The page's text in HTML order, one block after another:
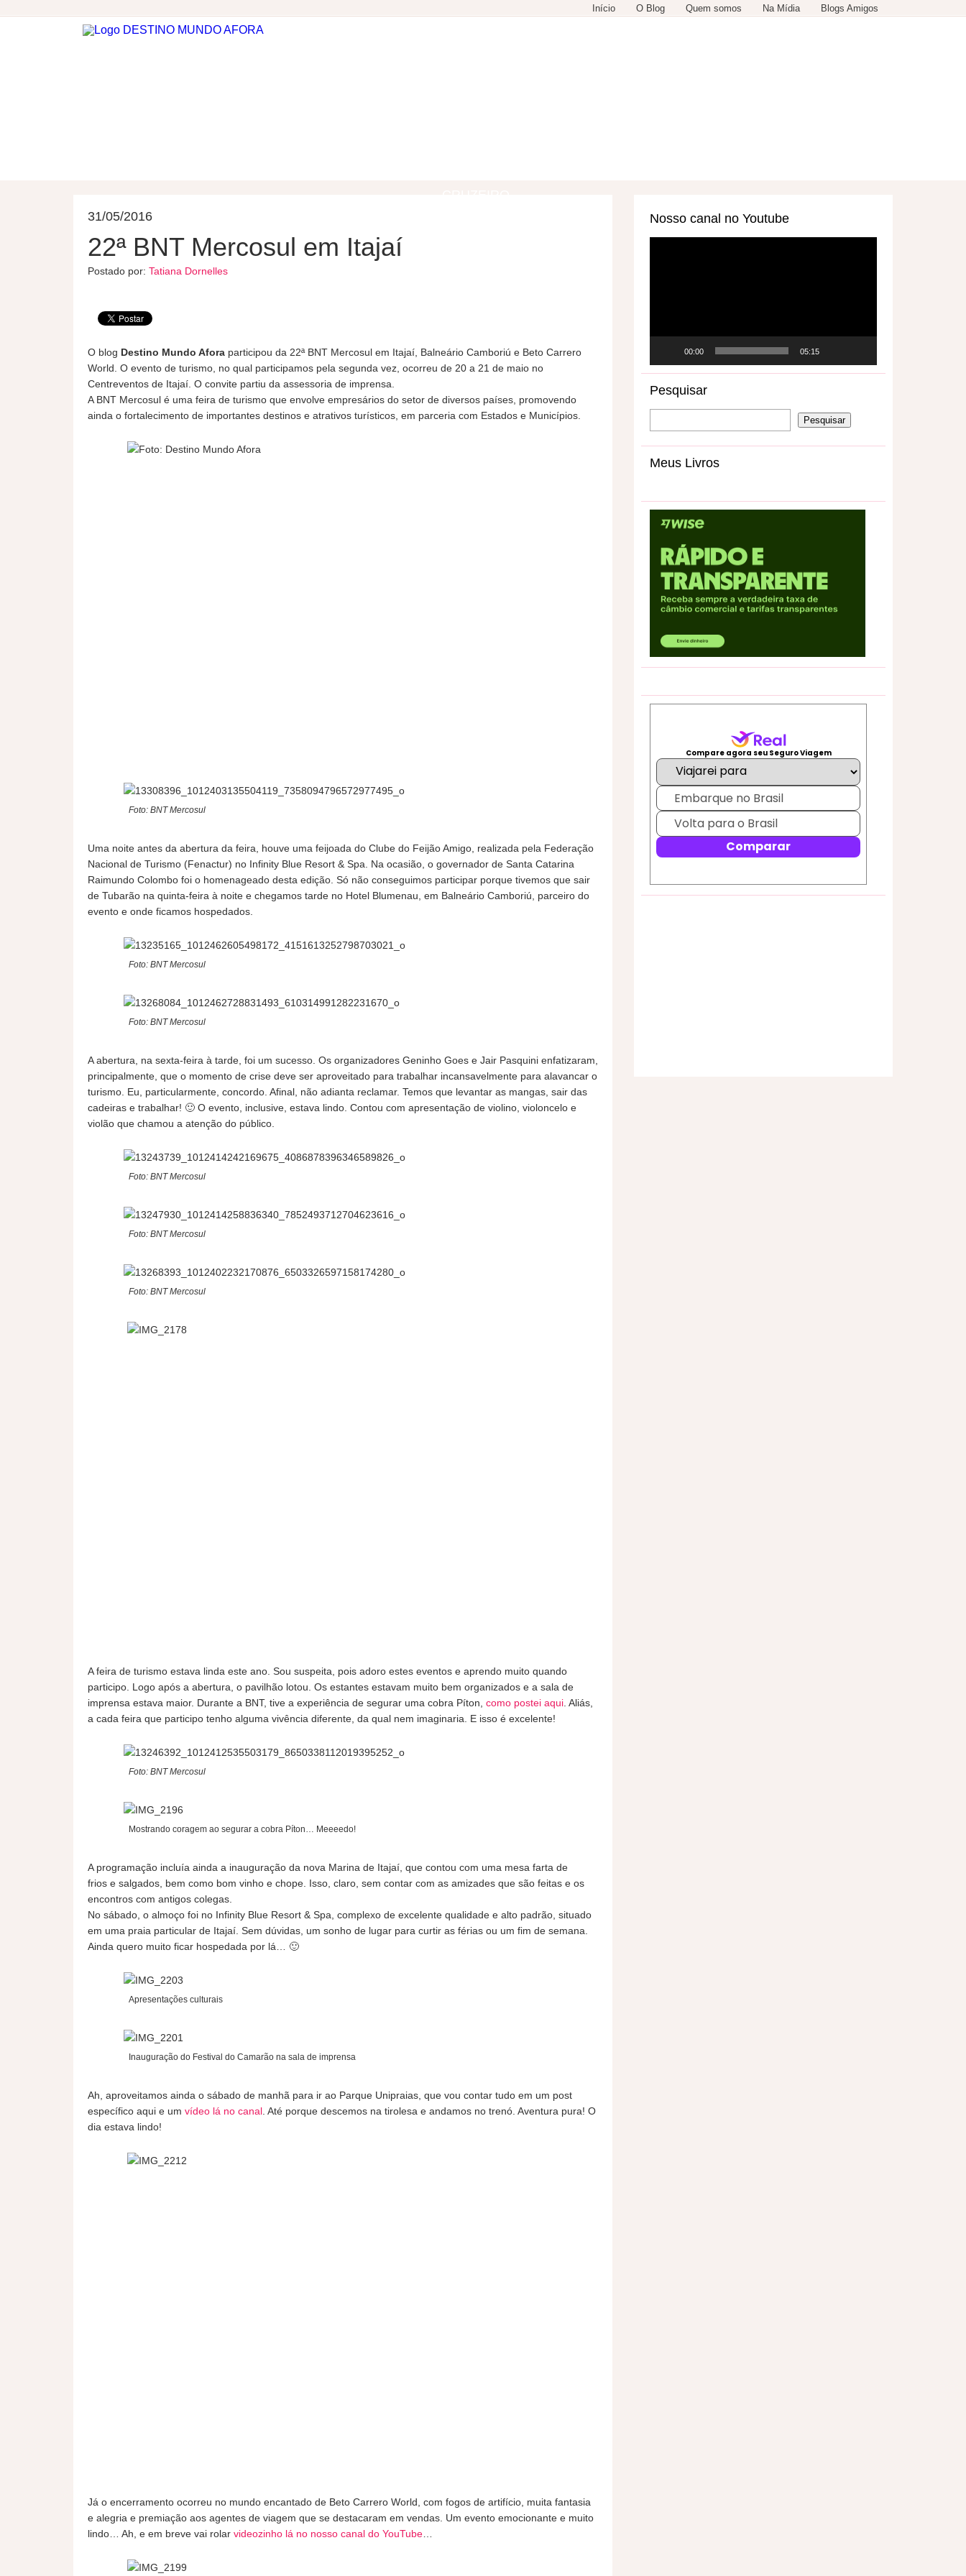
Início O Blog Quem somos Na Mídia Blogs Amigos
31/05/2016
22ª BNT Mercosul em Itajaí
Postado por: Tatiana Dornelles
O blog Destino Mundo Afora participou da 22ª BNT Mercosul em Itajaí, Balneário Camboriú e Beto Carrero
World. O evento de turismo, no qual participamos pela segunda vez, ocorreu de 20 a 21 de maio no
Centreventos de Itajaí. O convite partiu da assessoria de imprensa.
A BNT Mercosul é uma feira de turismo que envolve empresários do setor de diversos países, promovendo
ainda o fortalecimento de importantes destinos e atrativos turísticos, em parceria com Estados e Municípios.
Foto: BNT Mercosul
Uma noite antes da abertura da feira, houve uma feijoada do Clube do Feijão Amigo, realizada pela Federação
Nacional de Turismo (Fenactur) no Infinity Blue Resort & Spa. Na ocasião, o governador de Santa Catarina
Raimundo Colombo foi o homenageado desta edição. Só não conseguimos participar porque tivemos que sair
de Tubarão na quinta-feira à noite e chegamos tarde no Hotel Blumenau, em Balneário Camboriú, parceiro do
evento e onde ficamos hospedados.
Foto: BNT Mercosul
Foto: BNT Mercosul
A abertura, na sexta-feira à tarde, foi um sucesso. Os organizadores Geninho Goes e Jair Pasquini enfatizaram,
principalmente, que o momento de crise deve ser aproveitado para trabalhar incansavelmente para alavancar o
turismo. Eu, particularmente, concordo. Afinal, não adianta reclamar. Temos que levantar as mangas, sair das
cadeiras e trabalhar! 🙂 O evento, inclusive, estava lindo. Contou com apresentação de violino, violoncelo e
violão que chamou a atenção do público.
Foto: BNT Mercosul
Foto: BNT Mercosul
Foto: BNT Mercosul
A feira de turismo estava linda este ano. Sou suspeita, pois adoro estes eventos e aprendo muito quando
participo. Logo após a abertura, o pavilhão lotou. Os estantes estavam muito bem organizados e a sala de
imprensa estava maior. Durante a BNT, tive a experiência de segurar uma cobra Píton, como postei aqui . Aliás,
a cada feira que participo tenho alguma vivência diferente, da qual nem imaginaria. E isso é excelente!
Foto: BNT Mercosul
Mostrando coragem ao segurar a cobra Píton… Meeeedo!
A programação incluía ainda a inauguração da nova Marina de Itajaí, que contou com uma mesa farta de
frios e salgados, bem como bom vinho e chope. Isso, claro, sem contar com as amizades que são feitas e os
encontros com antigos colegas.
No sábado, o almoço foi no Infinity Blue Resort & Spa, complexo de excelente qualidade e alto padrão, situado
em uma praia particular de Itajaí. Sem dúvidas, um sonho de lugar para curtir as férias ou um fim de semana.
Ainda quero muito ficar hospedada por lá… 🙂
Apresentações culturais
Inauguração do Festival do Camarão na sala de imprensa
Ah, aproveitamos ainda o sábado de manhã para ir ao Parque Unipraias, que vou contar tudo em um post
específico aqui e um vídeo lá no canal . Até porque descemos na tirolesa e andamos no trenó. Aventura pura! O
dia estava lindo!
Já o encerramento ocorreu no mundo encantado de Beto Carrero World, com fogos de artifício, muita fantasia
e alegria e premiação aos agentes de viagem que se destacaram em vendas. Um evento emocionante e muito
lindo… Ah, e em breve vai rolar videozinho lá no nosso canal do YouTube
Nosso canal no Youtube
00:00 05:15
Pesquisar
Meus Livros